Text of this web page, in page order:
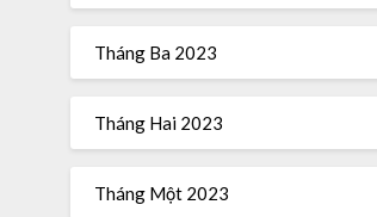
Tháng Ba 2023
Tháng Hai 2023
Tháng Một 2023